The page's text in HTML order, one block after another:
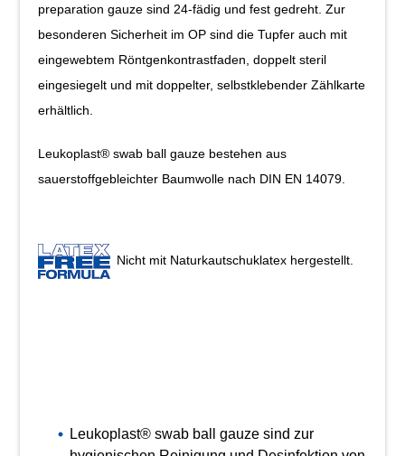
preparation gauze sind 24-fädig und fest gedreht. Zur
besonderen Sicherheit im OP sind die Tupfer auch mit
eingewebtem Röntgenkontrastfaden, doppelt steril
eingesiegelt und mit doppelter, selbstklebender Zählkarte
erhältlich.
Leukoplast® swab ball gauze bestehen aus
sauerstoffgebleichter Baumwolle nach DIN EN 14079.
Nicht mit Naturkautschuklatex hergestellt.
Leukoplast® swab ball gauze sind zur